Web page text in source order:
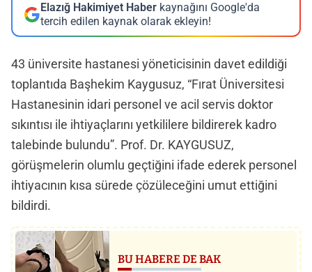
Elazığ Hakimiyet Haber kaynağını Google'da
tercih edilen kaynak olarak ekleyin!
43 üniversite hastanesi yöneticisinin davet edildiği
toplantıda Başhekim Kaygusuz, “Fırat Üniversitesi
Hastanesinin idari personel ve acil servis doktor
sıkıntısı ile ihtiyaçlarını yetkililere bildirerek kadro
talebinde bulundu”. Prof. Dr. KAYGUSUZ,
görüşmelerin olumlu geçtiğini ifade ederek personel
ihtiyacının kısa sürede çözüleceğini umut ettiğini
bildirdi.
BU HABERE DE BAK